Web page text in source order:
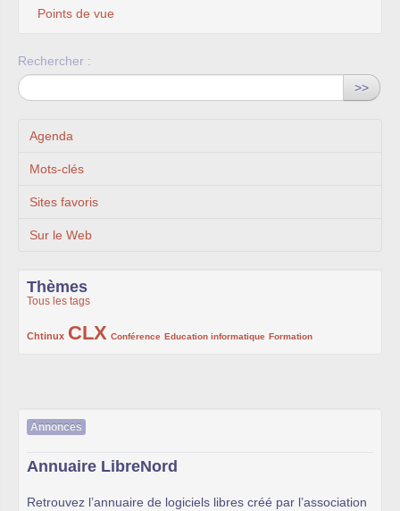
Points de vue
Rechercher :
>>
Agenda
Mots-clés
Sites favoris
Sur le Web
Thèmes
Tous les tags
Chtinux
222/1002CLX
1002/1002 Conférence
132/1002 Education informatique
119/1002 Formation
168/1002
Annonces
Annuaire LibreNord
Retrouvez l’annuaire de logiciels libres créé par l’association